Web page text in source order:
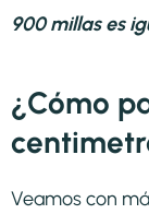
900 millas es
¿Cómo
Veamos con